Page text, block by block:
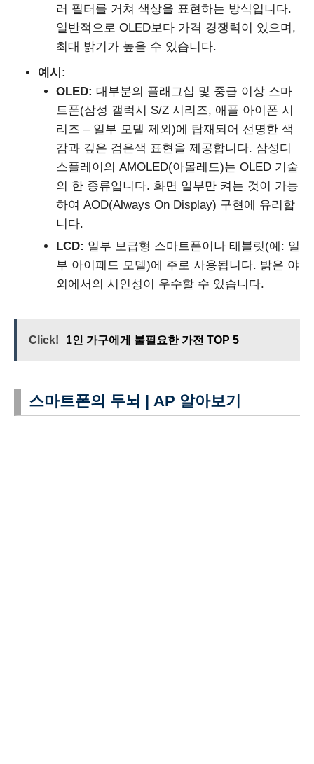
러 필터를 거쳐 색상을 표현하는 방식입니다.
일반적으로 OLED보다 가격 경쟁력이 있으며,
최대 밝기가 높을 수 있습니다.
예시:
OLED: 대부분의 플래그십 및 중급 이상 스마
트폰(삼성 갤럭시 S/Z 시리즈, 애플 아이폰 시
리즈 – 일부 모델 제외)에 탑재되어 선명한 색
감과 깊은 검은색 표현을 제공합니다. 삼성디
스플레이의 AMOLED(아몰레드)는 OLED 기술
의 한 종류입니다. 화면 일부만 켜는 것이 가능
하여 AOD(Always On Display) 구현에 유리합
니다.
LCD: 일부 보급형 스마트폰이나 태블릿(예: 일
부 아이패드 모델)에 주로 사용됩니다. 밝은 야
외에서의 시인성이 우수할 수 있습니다.
Click! 1인 가구에게 불필요한 가전 TOP 5
스마트폰의 두뇌 | AP 알아보기